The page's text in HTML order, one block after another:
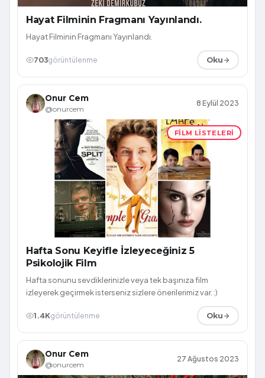
Hayat Filminin Fragmanı Yayınlandı.
Hayat Filminin Fragmanı Yayınlandı.
703görüntülenme Oku
Onur Cem
@onurcem
8 Eylül 2023
FILM LISTELERI
Hafta Sonu Keyifle İzleyeceğiniz 5
Psikolojik Film
Hafta sonunu sevdiklerinizle veya tek başınıza film
izleyerek geçirmek isterseniz sizlere önerilerimiz var. :)
1.4Kgörüntülenme Oku
Onur Cem
@onurcem
27 Ağustos 2023